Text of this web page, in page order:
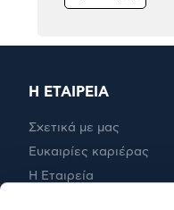
Η ΕΤΑΙΡΕΙΑ
Σχετικά με μας
Ευκαιρίες καριέρας
Η Εταιρεία